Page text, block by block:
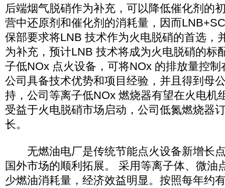
后端烟气脱硝作为补充，可以降低催化剂的
营中还原剂和催化剂的消耗量，因而
保部要求将LNB 技术作为火电脱硝的首选，
为补充，预计LNB 技术将成为火电脱硝的标
子低NOx 点火设备，可将NOx 的排放量控制
公司具备技术优势和项目经验，并且得到母
持，公司等离子低NOx 燃烧器有望在火电机
受益于火电脱硝市场启动，公司低氮燃烧器
长。
无燃油电厂是传统节能点火设备新增长
国外市场的顺利拓展。 采用等离子体、微油
少燃油消耗量，经济效益明显。按照每年约